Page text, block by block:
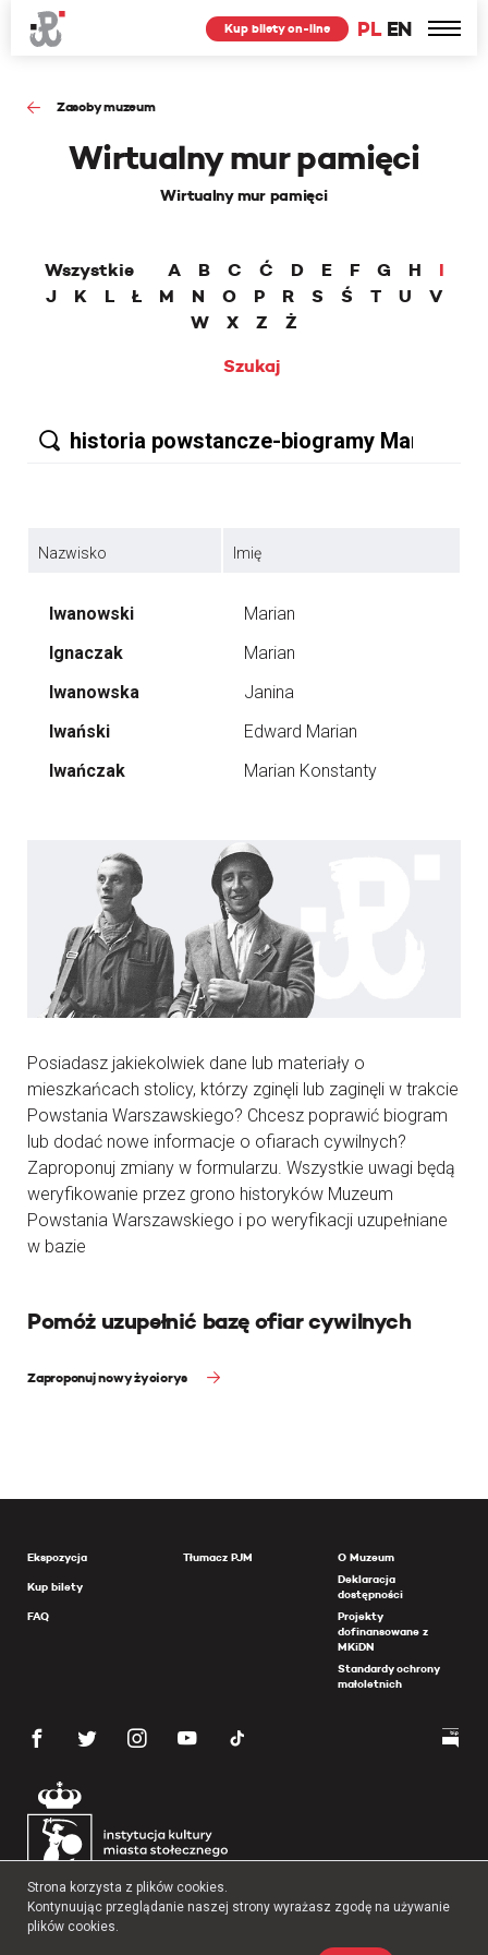
PL EN
Kup bilety on-line
Zasoby muzeum
Wirtualny mur pamięci
Wirtualny mur pamięci
Wszystkie A B C Ć D E F G H
I
J
K L Ł M N O P R S Ś T U
V
W
X Z
Ż
Szukaj
Nazwisko Imię
Iwanowski
Marian
Ignaczak
Marian
Iwanowska
Janina
Iwański
Edward Marian
Iwańczak
Marian Konstanty
Posiadasz jakiekolwiek dane lub materiały o
mieszkańcach stolicy, którzy zginęli lub zaginęli w trakcie
Powstania Warszawskiego? Chcesz poprawić biogram
lub dodać nowe informacje o ofiarach cywilnych?
Zaproponuj zmiany w formularzu. Wszystkie uwagi będą
weryfikowanie przez grono historyków Muzeum
Powstania Warszawskiego i po weryfikacji uzupełniane
w bazie
Pomóż uzupełnić bazę ofiar cywilnych
Zaproponuj nowy życiorys
Ekspozycja
Kup bilety
FAQ
Tłumacz PJM
O Muzeum
Deklaracja
dostępności
Projekty
dofinansowane z
MKiDN
Standardy ochrony
małoletnich
Strona korzysta z plików cookies.
Kontynuując przeglądanie naszej strony wyrażasz zgodę na używanie
plików cookies.